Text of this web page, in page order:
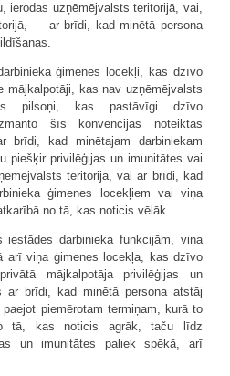
ierodas uzņēmējvalsts teritorijā, vai,
— ar brīdi, kad minētā persona
ģimenes locekļi, kas dzīvo
mājkalpotāji, kas nav uzņēmējvalsts
pilsoņi, kas pastāvīgi dzīvo
šīs konvencijas noteiktās
brīdi, kad minētajam darbiniekam
piešķir privilēģijas un imunitātes vai
teritorijā, vai ar brīdi, kad
ģimenes locekļiem vai viņa
no tā, kas noticis vēlāk.
iestādes darbinieka funkcijām, viņa
arī viņa ģimenes locekļa, kas dzīvo
mājkalpotāja privilēģijas un
ar brīdi, kad minētā persona atstāj
piemērotam termiņam, kurā to
tā, kas noticis agrāk, taču līdz
un imunitātes paliek spēkā, arī